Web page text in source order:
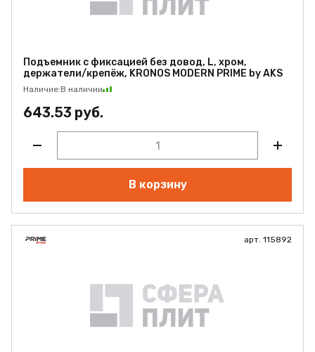
Подъемник с фиксацией без довод, L, хром,
держатели/крепёж, KRONOS MODERN PRIME by AKS
Наличие:В наличии
643.53 руб.
В корзину
арт. 115892